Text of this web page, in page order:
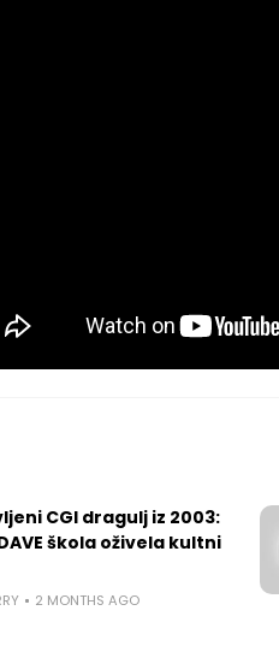
CGI dragulj iz 2003:
škola oživela kultni
2 MONTHS AGO